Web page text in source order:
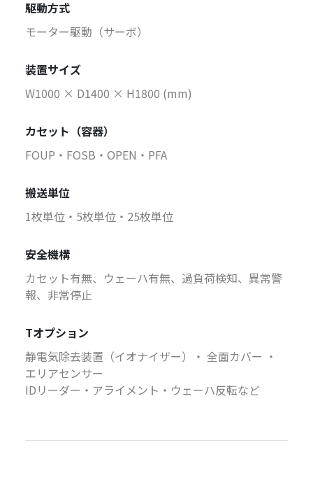
駆動方式
モーター駆動（サーボ）
装置サイズ
W1000 × D1400 × H1800 (mm)
カセット（容器）
FOUP・FOSB・OPEN・PFA
搬送単位
1枚単位・5枚単位・25枚単位
安全機構
カセット有無、ウェーハ有無、過負荷検知、異常警
報、非常停止
Tオプション
静電気除去装置（イオナイザー）・ 全面カバー ・
エリアセンサー
IDリーダー・アライメント・ウェーハ反転など